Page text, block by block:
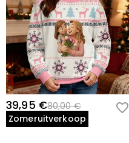
39,95 €80,00 €
Zomeruitverkoop